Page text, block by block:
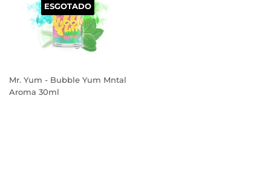
ESGOTADO
Mr. Yum - Bubble Yum Mntal
Aroma 30ml